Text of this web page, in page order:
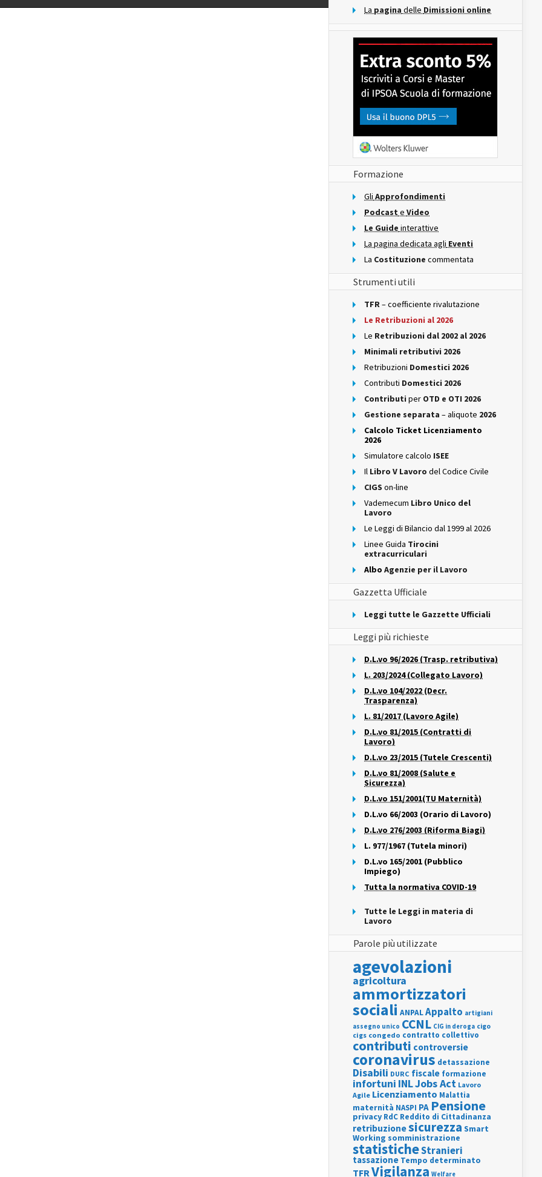
La pagina delle Dimissioni online
Formazione
Gli Approfondimenti
Podcast e Video
Le Guide interattive
La pagina dedicata agli Eventi
La Costituzione commentata
Strumenti utili
TFR– coefficiente rivalutazione
Le Retribuzioni al 2026
Le Retribuzioni dal 2002 al 2026
Minimali retributivi 2026
Retribuzioni Domestici 2026
Contributi Domestici 2026
Contributi per OTD e OTI 2026
Gestione separata – aliquote 2026
Calcolo Ticket Licenziamento
2026
Simulatore calcolo ISEE
Il Libro V Lavoro del Codice Civile
CIGS on-line
Vademecum Libro Unico del
Lavoro
Le Leggi di Bilancio dal 1999 al 2026
Linee Guida Tirocini
extracurriculari
Albo Agenzie per il Lavoro
Gazzetta Ufficiale
Leggi tutte le Gazzette Ufficiali
Leggi più richieste
D.L.vo 96/2026 (Trasp. retributiva)
L. 203/2024 (Collegato Lavoro)
D.L.vo 104/2022 (Decr.
Trasparenza)
L. 81/2017 (Lavoro Agile)
D.L.vo 81/2015 (Contratti di
Lavoro)
D.L.vo 23/2015 (Tutele Crescenti)
D.L.vo 81/2008 (Salute e
Sicurezza)
D.L.vo 151/2001(TU Maternità)
D.L.vo 66/2003 (Orario di Lavoro)
D.L.vo 276/2003 (Riforma Biagi)
L. 977/1967 (Tutela minori)
D.L.vo 165/2001 (Pubblico
Impiego)
Tutta la normativa COVID-19
Tutte le Leggi in materia di
Lavoro
Parole più utilizzate
agevolazioni
agricoltura
ammortizzatori
sociali ANPALAppalto artigiani
assegno unico CCNL CIG in deroga cigo
cigs congedo contratto collettivo
contributi controversie
coronavirus detassazione
Disabili DURC fiscale formazione
infortuni INLJobs Act Lavoro
Agile Licenziamento Malattia
maternità NASPI PA Pensione
privacy RdC Reddito di Cittadinanza
retribuzionesicurezza Smart
Working somministrazione
statisticheStranieri
tassazione Tempo determinato
TFRVigilanza Welfare